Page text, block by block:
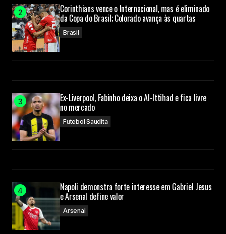
Corinthians vence o Internacional, mas é eliminado
da Copa do Brasil; Colorado avança às quartas
Brasil
Ex-Liverpool, Fabinho deixa o Al-Ittihad e fica livre
no mercado
Futebol Saudita
Napoli demonstra forte interesse em Gabriel Jesus
e Arsenal define valor
Arsenal